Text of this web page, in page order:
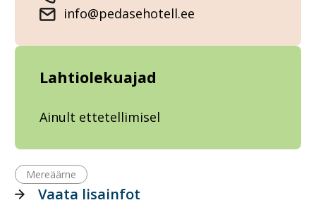
info@pedasehotell.ee
Lahtiolekuajad
Ainult ettetellimisel
Mereäärne
Vaata lisainfot